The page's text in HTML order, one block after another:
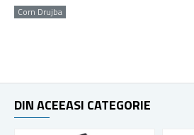
Corn Drujba
DIN ACEEASI CATEGORIE